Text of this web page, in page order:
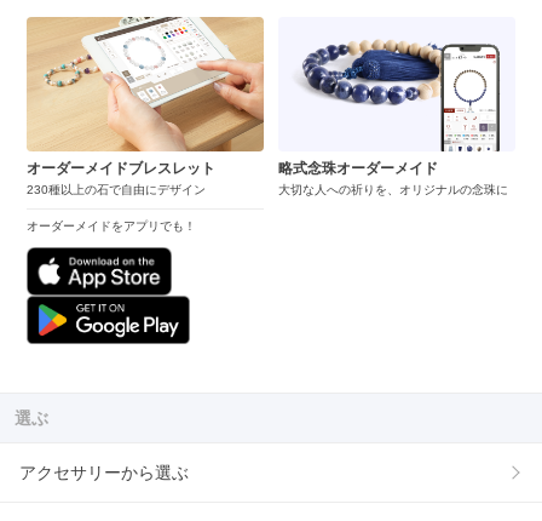
オーダーメイドブレスレット
230種以上の石で自由にデザイン
オーダーメイドをアプリでも！
略式念珠オーダーメイド
大切な人への祈りを、オリジナルの念珠に
選ぶ
アクセサリーから選ぶ